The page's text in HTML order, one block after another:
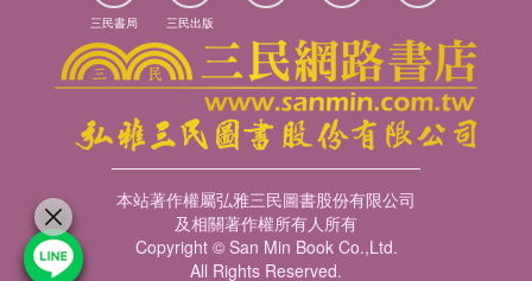
三民書局 三民出版
本站著作權屬弘雅三民圖書股份有限公司
及相關著作權所有人所有
Copyright © San Min Book Co.,Ltd.
All Rights Reserved.